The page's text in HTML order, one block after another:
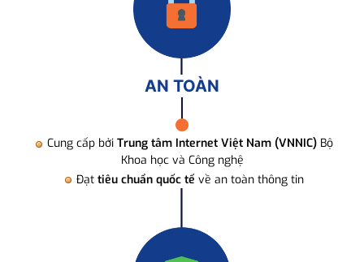
AN TOÀN
Cung cấp bởi Trung tâm Internet Việt Nam (VNNIC) Bộ
Khoa học và Công nghệ
Đạt tiêu chuẩn quốc tế về an toàn thông tin